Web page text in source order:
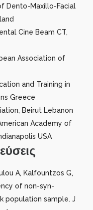
Dento-Maxillo-Facial
Cine Beam CT,
Association of
and Training in
Greece
Beirut Lebanon
Academy of
USA
A, Kalfountzos G,
of non-syn-
population sample. J